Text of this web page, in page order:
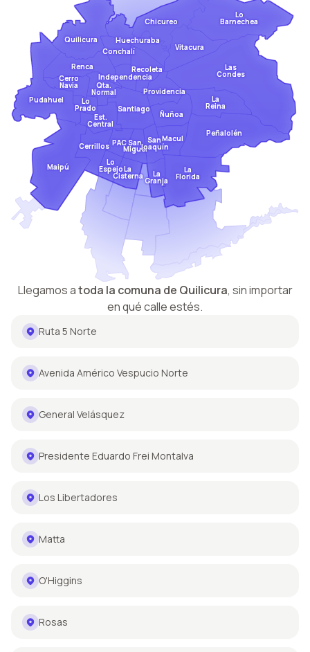
Chicureo
Maipú
Cerrillos
Est.
Central
Pudahuel Lo
Prado
Cerro
Navia
Santiago
Renca
Qta.
Normal
Recoleta
Independencia
Quilicura
Conchalí
La
Cisterna
Lo
Espejo
PACSan
Miguel
La
Granja
San
Joaquín
Providencia
Ñuñoa
La
Reina
Macul
La
Florida
Peñalolén
Las
Condes
Vitacura
Lo
Barnechea
Huechuraba
Llegamos atoda la comuna de Quilicura, sin importar
en qué calle estés.
Ruta 5 Norte
Avenida Américo Vespucio Norte
General Velásquez
Presidente Eduardo Frei Montalva
Los Libertadores
Matta
O'Higgins
Rosas